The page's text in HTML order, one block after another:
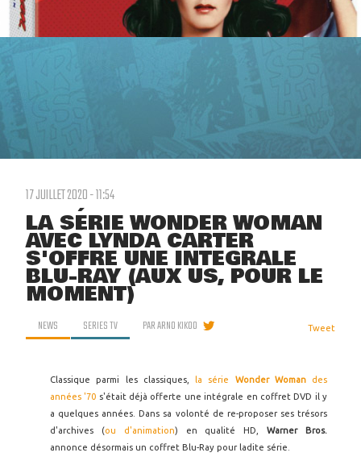
17 JUILLET 2020 - 11:54
LA SÉRIE WONDER WOMAN
AVEC LYNDA CARTER
S'OFFRE UNE INTÉGRALE
BLU-RAY (AUX US, POUR LE
MOMENT)
NEWS SERIES TV PARARNO KIKOO Tweet
Classique parmi les classiques, la série Wonder Woman des
années '70 s'était déjà offerte une intégrale en coffret DVD il y
a quelques années. Dans sa volonté de re-proposer ses trésors
d'archives (ou d'animation) en qualité HD,Warner Bros.
annonce désormais un coffret Blu-Ray pour ladite série.